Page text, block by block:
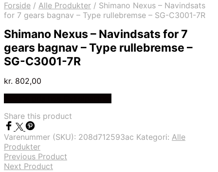
Forside / Alle Produkter / Shimano Nexus – Navindsats
for 7 gears bagnav – Type rullebremse – SG-C3001-7R
Shimano Nexus – Navindsats for 7
gears bagnav – Type rullebremse –
SG-C3001-7R
kr. 802,00
Share this product
Varenummer (SKU): 208d712593ac Kategori: Alle
Produkter
Previous Product
Next Product